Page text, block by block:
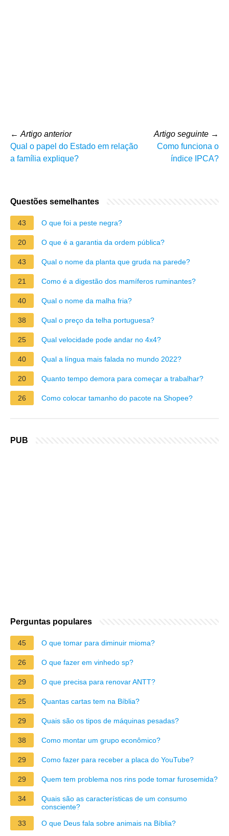
← Artigo anterior
Qual o papel do Estado em relação
a família explique?
Artigo seguinte →
Como funciona o
índice IPCA?
Questões semelhantes
43 O que foi a peste negra?
20 O que é a garantia da ordem pública?
43 Qual o nome da planta que gruda na parede?
21 Como é a digestão dos mamíferos ruminantes?
40 Qual o nome da malha fria?
38 Qual o preço da telha portuguesa?
25 Qual velocidade pode andar no 4x4?
40 Qual a língua mais falada no mundo 2022?
20 Quanto tempo demora para começar a trabalhar?
26 Como colocar tamanho do pacote na Shopee?
PUB
Perguntas populares
45 O que tomar para diminuir mioma?
26 O que fazer em vinhedo sp?
29 O que precisa para renovar ANTT?
25 Quantas cartas tem na Bíblia?
29 Quais são os tipos de máquinas pesadas?
38 Como montar um grupo econômico?
29 Como fazer para receber a placa do YouTube?
29 Quem tem problema nos rins pode tomar furosemida?
34
Quais são as características de um consumo
consciente?
33
O que Deus fala sobre animais na Bíblia?